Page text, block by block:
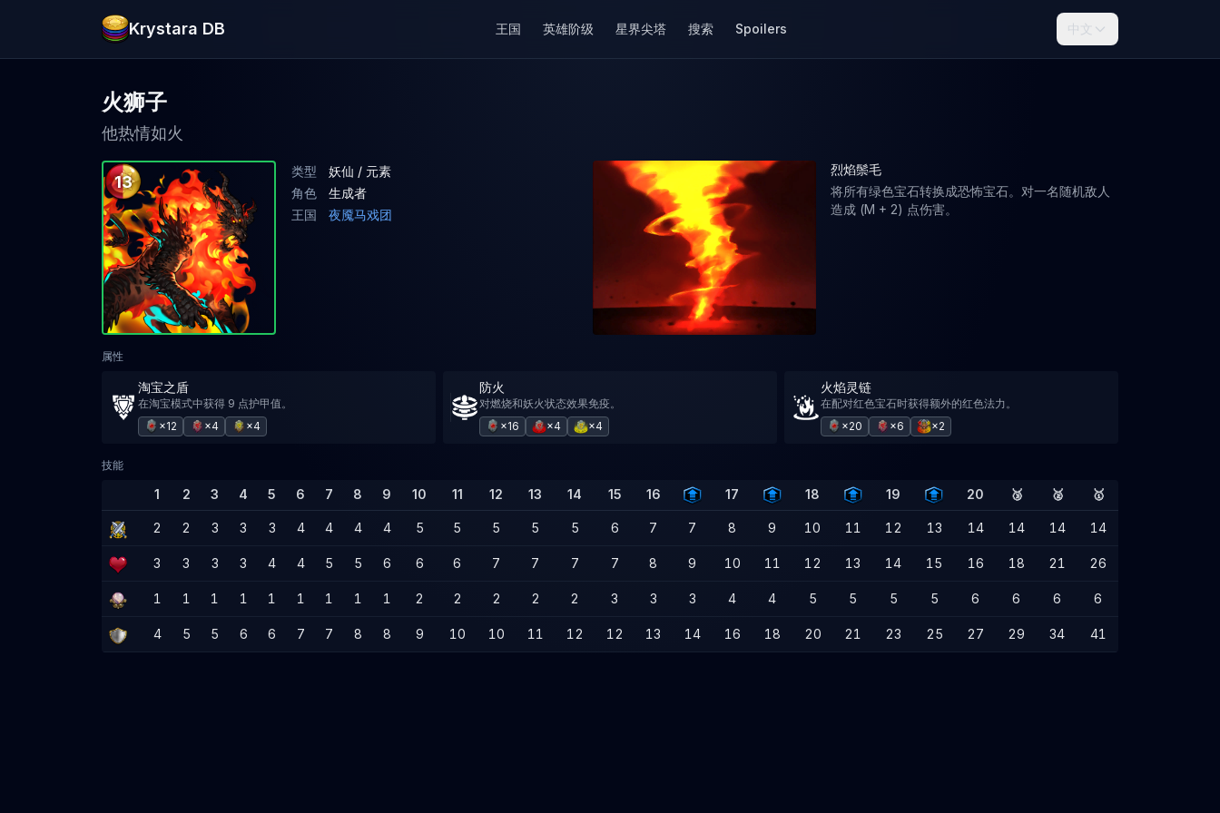
Krystara DB 王国 英雄阶级 星界尖塔 搜索 Spoilers 中文
火狮子
他热情如火
13
类型
妖仙 / 元素
角色
生成者
王国
夜魇马戏团
烈焰鬃毛
将所有绿色宝石转换成恐怖宝石。对一名随机敌人
造成 (M + 2) 点伤害。
属性
淘宝之盾
在淘宝模式中获得 9 点护甲值。
×12
×4 ×4
防火
对燃烧和妖火状态效果免疫。
×16
×4 ×4
火焰灵链
在配对红色宝石时获得额外的红色法力。
×20
×6 ×2
技能
1 2 3 4 5 6 7 8 9 10 11 12 13 14 15 16 17 18 19 20 🥉 🥈 🥇
2 2 3 3 3 4 4 4 4 5 5 5 5 5 6 7 7 8 9 10 11 12 13 14 14 14 14
3 3 3 3 4 4 5 5 6 6 6 7 7 7 7 8 9 10 11 12 13 14 15 16 18 21 26
1 1 1 1 1 1 1 1 1 2 2 2 2 2 3 3 3 4 4 5 5 5 5 6 6 6 6
4 5 5 6 6 7 7 8 8 9 10 10 11 12 12 13 14 16 18 20 21 23 25 27 29 34 41